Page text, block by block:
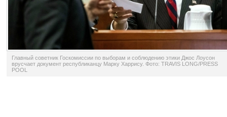
Главный советник Госкомиссии по выборам и соблюдению этики Джос Лоусон
врусчает документ республиканцу Марку Харрису. Фото: TRAVIS LONG/PRESS
POOL